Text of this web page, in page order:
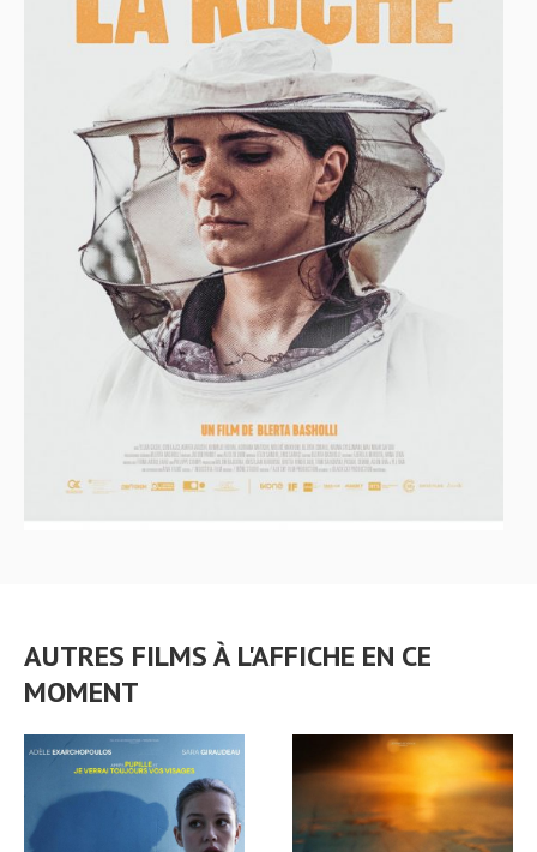
AUTRES FILMS À L'AFFICHE EN CE
MOMENT